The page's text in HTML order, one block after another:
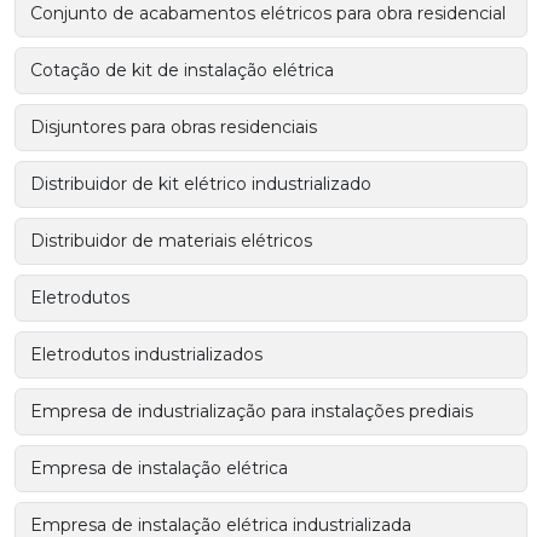
Conjunto de acabamentos elétricos para obra residencial
Cotação de kit de instalação elétrica
Disjuntores para obras residenciais
Distribuidor de kit elétrico industrializado
Distribuidor de materiais elétricos
Eletrodutos
Eletrodutos industrializados
Empresa de industrialização para instalações prediais
Empresa de instalação elétrica
Empresa de instalação elétrica industrializada